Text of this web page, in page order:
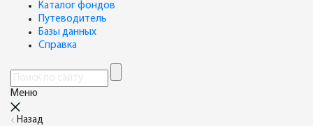
Каталог фондов
Путеводитель
Базы данных
Справка
Меню
Назад